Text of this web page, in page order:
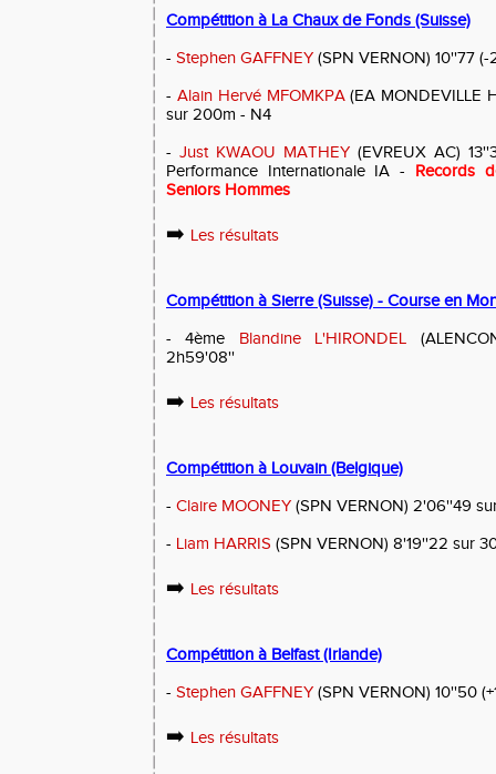
Compétition à La Chaux de Fonds (Suisse)
- Stephen GAFFNEY (SPN VERNON) 10''77
- Alain Hervé MFOMKPA(EA MONDEVILLE
sur 200m - N4
- Just KWAOU MATHEY (EVREUX AC)
Performance Internationale IA - Records
Seniors Hommes
➡️ Les résultats
Compétition à Sierre (Suisse) - Course en
- 4ème Blandine L'HIRONDEL
2h59'08''
➡️ Les résultats
Compétition à Louvain (Belgique)
- Claire MOONEY (SPN VERNON) 2'06''49
- Liam HARRIS (SPN VERNON) 8'19''22 sur
➡️ Les résultats
Compétition à Belfast (Irlande)
- Stephen GAFFNEY (SPN VERNON) 10''50
➡️ Les résultats